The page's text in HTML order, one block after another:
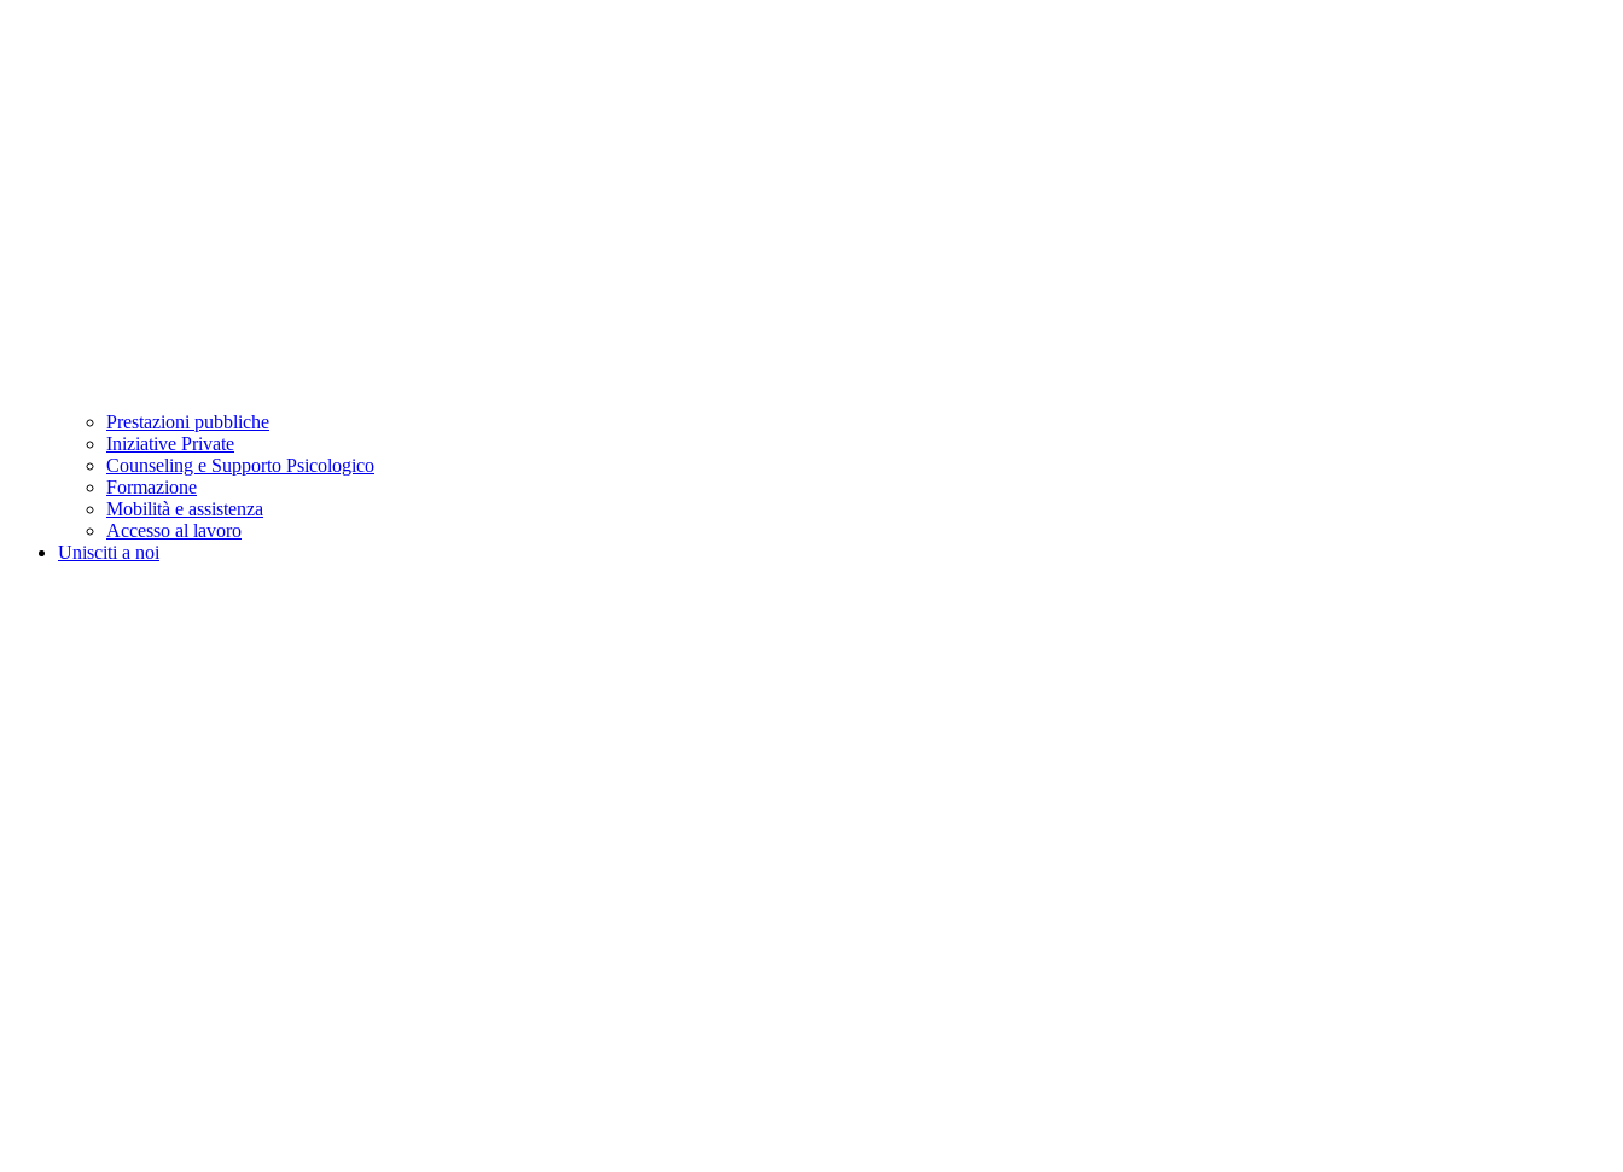
Prestazioni pubbliche
Iniziative Private
Counseling e Supporto Psicologico
Formazione
Mobilità e assistenza
Accesso al lavoro
Unisciti a noi